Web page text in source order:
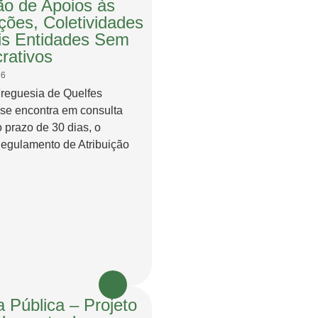
de Apoios às
Coletividades
Entidades Sem
de Quelfes
encontra em consulta
prazo de 30 dias, o
de Atribuição
Pública – Projeto